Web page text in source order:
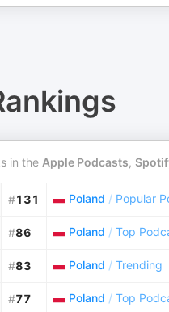
in the Apple Podcasts,
#131 Poland / Popular
#86 Poland / Top
#83 Poland / Trending
#77 Poland / Top